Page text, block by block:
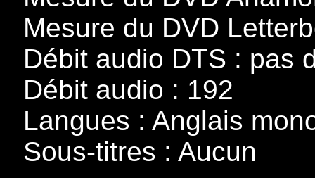
Mesure du DVD
Débit audio DTS : pas
Débit audio : 192
Langues : Anglais
Sous-titres : Aucun